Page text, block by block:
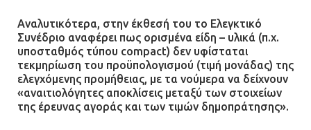
Αναλυτικότερα, στην έκθεσή του το Ελεγκτικό
Συνέδριο αναφέρει πως ορισμένα είδη – υλικά (π.χ.
υποσταθμός τύπου compact) δεν υφίσταται
τεκμηρίωση του προϋπολογισμού (τιμή μονάδας) της
ελεγχόμενης προμήθειας, με τα νούμερα να δείχνουν
«αναιτιολόγητες αποκλίσεις μεταξύ των στοιχείων
της έρευνας αγοράς και των τιμών δημοπράτησης».